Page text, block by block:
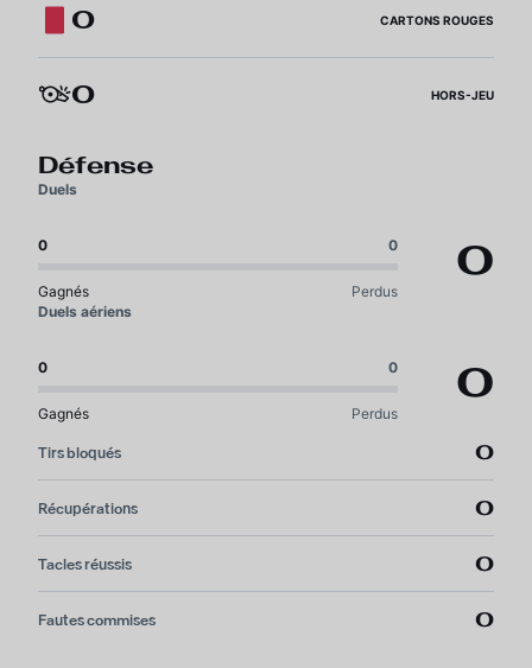
0 CARTONS ROUGES
0 HORS-JEU
Défense
Duels
0 0
Gagnés Perdus
0
Duels aériens
0 0
Gagnés Perdus
0
Tirs bloqués 0
Récupérations 0
Tacles réussis 0
Fautes commises 0